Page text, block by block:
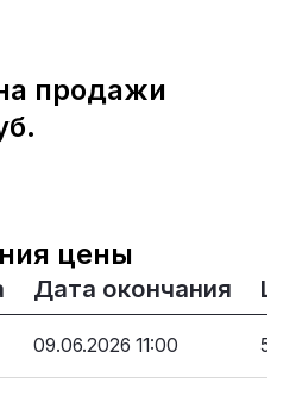
продажи
цены
Дата окончания
09.06.2026 11:00